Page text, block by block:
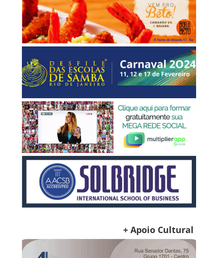
+ Apoio Cultural